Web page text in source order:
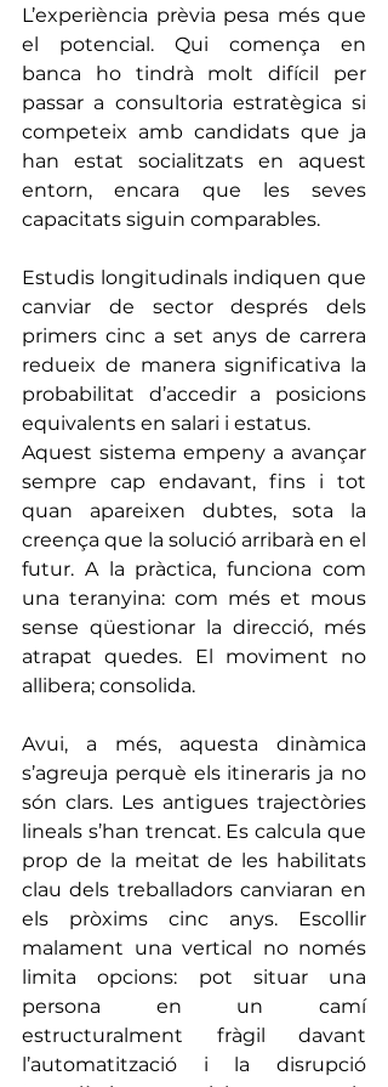
L’experiència prèvia pesa més que
el potencial. Qui comença en
banca ho tindrà molt difícil per
passar a consultoria estratègica si
competeix amb candidats que ja
han estat socialitzats en aquest
entorn, encara que les seves
capacitats siguin comparables.
Estudis longitudinals indiquen que
canviar de sector després dels
primers cinc a set anys de carrera
redueix de manera significativa la
probabilitat d’accedir a posicions
equivalents en salari i estatus.
Aquest sistema empeny a avançar
sempre cap endavant, fins i tot
quan apareixen dubtes, sota la
creença que la solució arribarà en el
futur. A la pràctica, funciona com
una teranyina: com més et mous
sense qüestionar la direcció, més
atrapat quedes. El moviment no
allibera; consolida.
Avui, a més, aquesta dinàmica
s’agreuja perquè els itineraris ja no
són clars. Les antigues trajectòries
lineals s’han trencat. Es calcula que
prop de la meitat de les habilitats
clau dels treballadors canviaran en
els pròxims cinc anys. Escollir
malament una vertical no només
limita opcions: pot situar una
persona en un camí
estructuralment fràgil davant
l’automatització i la disrupció